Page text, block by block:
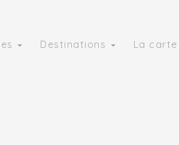
Destinations La carte